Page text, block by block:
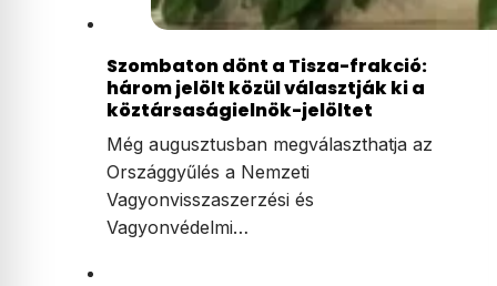
Szombaton dönt a Tisza-frakció:
három jelölt közül választják ki a
köztársaságielnök-jelöltet
Még augusztusban megválaszthatja az
Országgyűlés a Nemzeti
Vagyonvisszaszerzési és
Vagyonvédelmi…